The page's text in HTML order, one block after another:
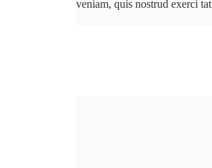
veniam, quis nostrud exerci